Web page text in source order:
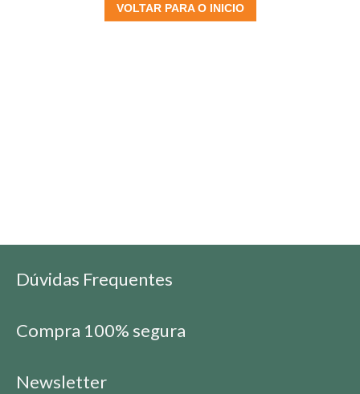
VOLTAR PARA O INICIO
Dúvidas Frequentes
Compra 100% segura
Newsletter